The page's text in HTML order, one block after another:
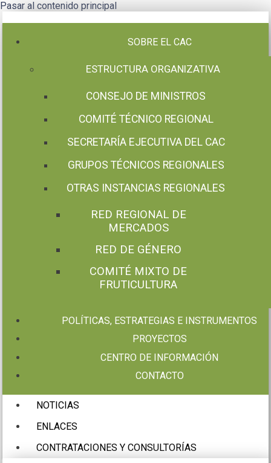
Pasar al contenido principal
SOBRE EL CAC
ESTRUCTURA ORGANIZATIVA
CONSEJO DE MINISTROS
COMITÉ TÉCNICO REGIONAL
SECRETARÍA EJECUTIVA DEL CAC
GRUPOS TÉCNICOS REGIONALES
OTRAS INSTANCIAS REGIONALES
RED REGIONAL DE
MERCADOS
RED DE GÉNERO
COMITÉ MIXTO DE
FRUTICULTURA
POLÍTICAS, ESTRATEGIAS E INSTRUMENTOS
PROYECTOS
CENTRO DE INFORMACIÓN
CONTACTO
NOTICIAS
ENLACES
CONTRATACIONES Y CONSULTORÍAS